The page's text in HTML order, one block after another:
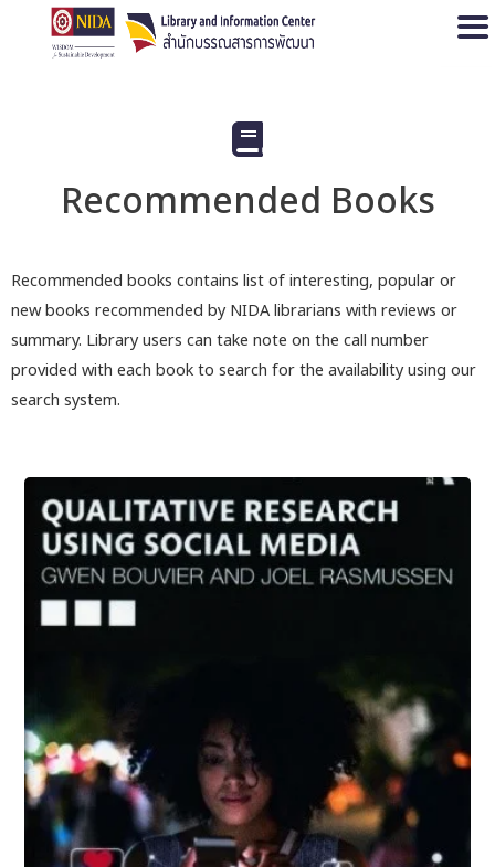
Recommended Books
Recommended books contains list of interesting, popular or
new books recommended by NIDA librarians with reviews or
summary. Library users can take note on the call number
provided with each book to search for the availability using our
search system.